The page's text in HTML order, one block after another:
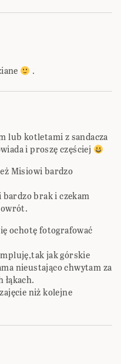
.
lub kotletami z sandacza
i proszę częściej
Misiowi bardzo
brak i czekam
ochotę fotografować
jak górskie
nieustająco chwytam za
niż kolejne